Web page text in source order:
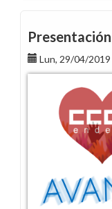
y
en
la
B2B
Lun, 29/04/